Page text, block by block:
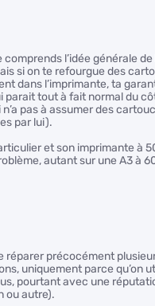
l’idée générale de
si on te refourgue des
dans l’imprimante, ta
parait tout à fait normal du
pas à assumer des
par lui).
et son imprimante à
autant sur une A3 à
réparer précocément
uniquement parce qu’on
pourtant avec une
ou autre).